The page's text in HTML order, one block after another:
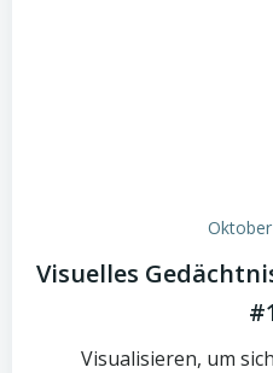
Visuelles
Visualisieren, um